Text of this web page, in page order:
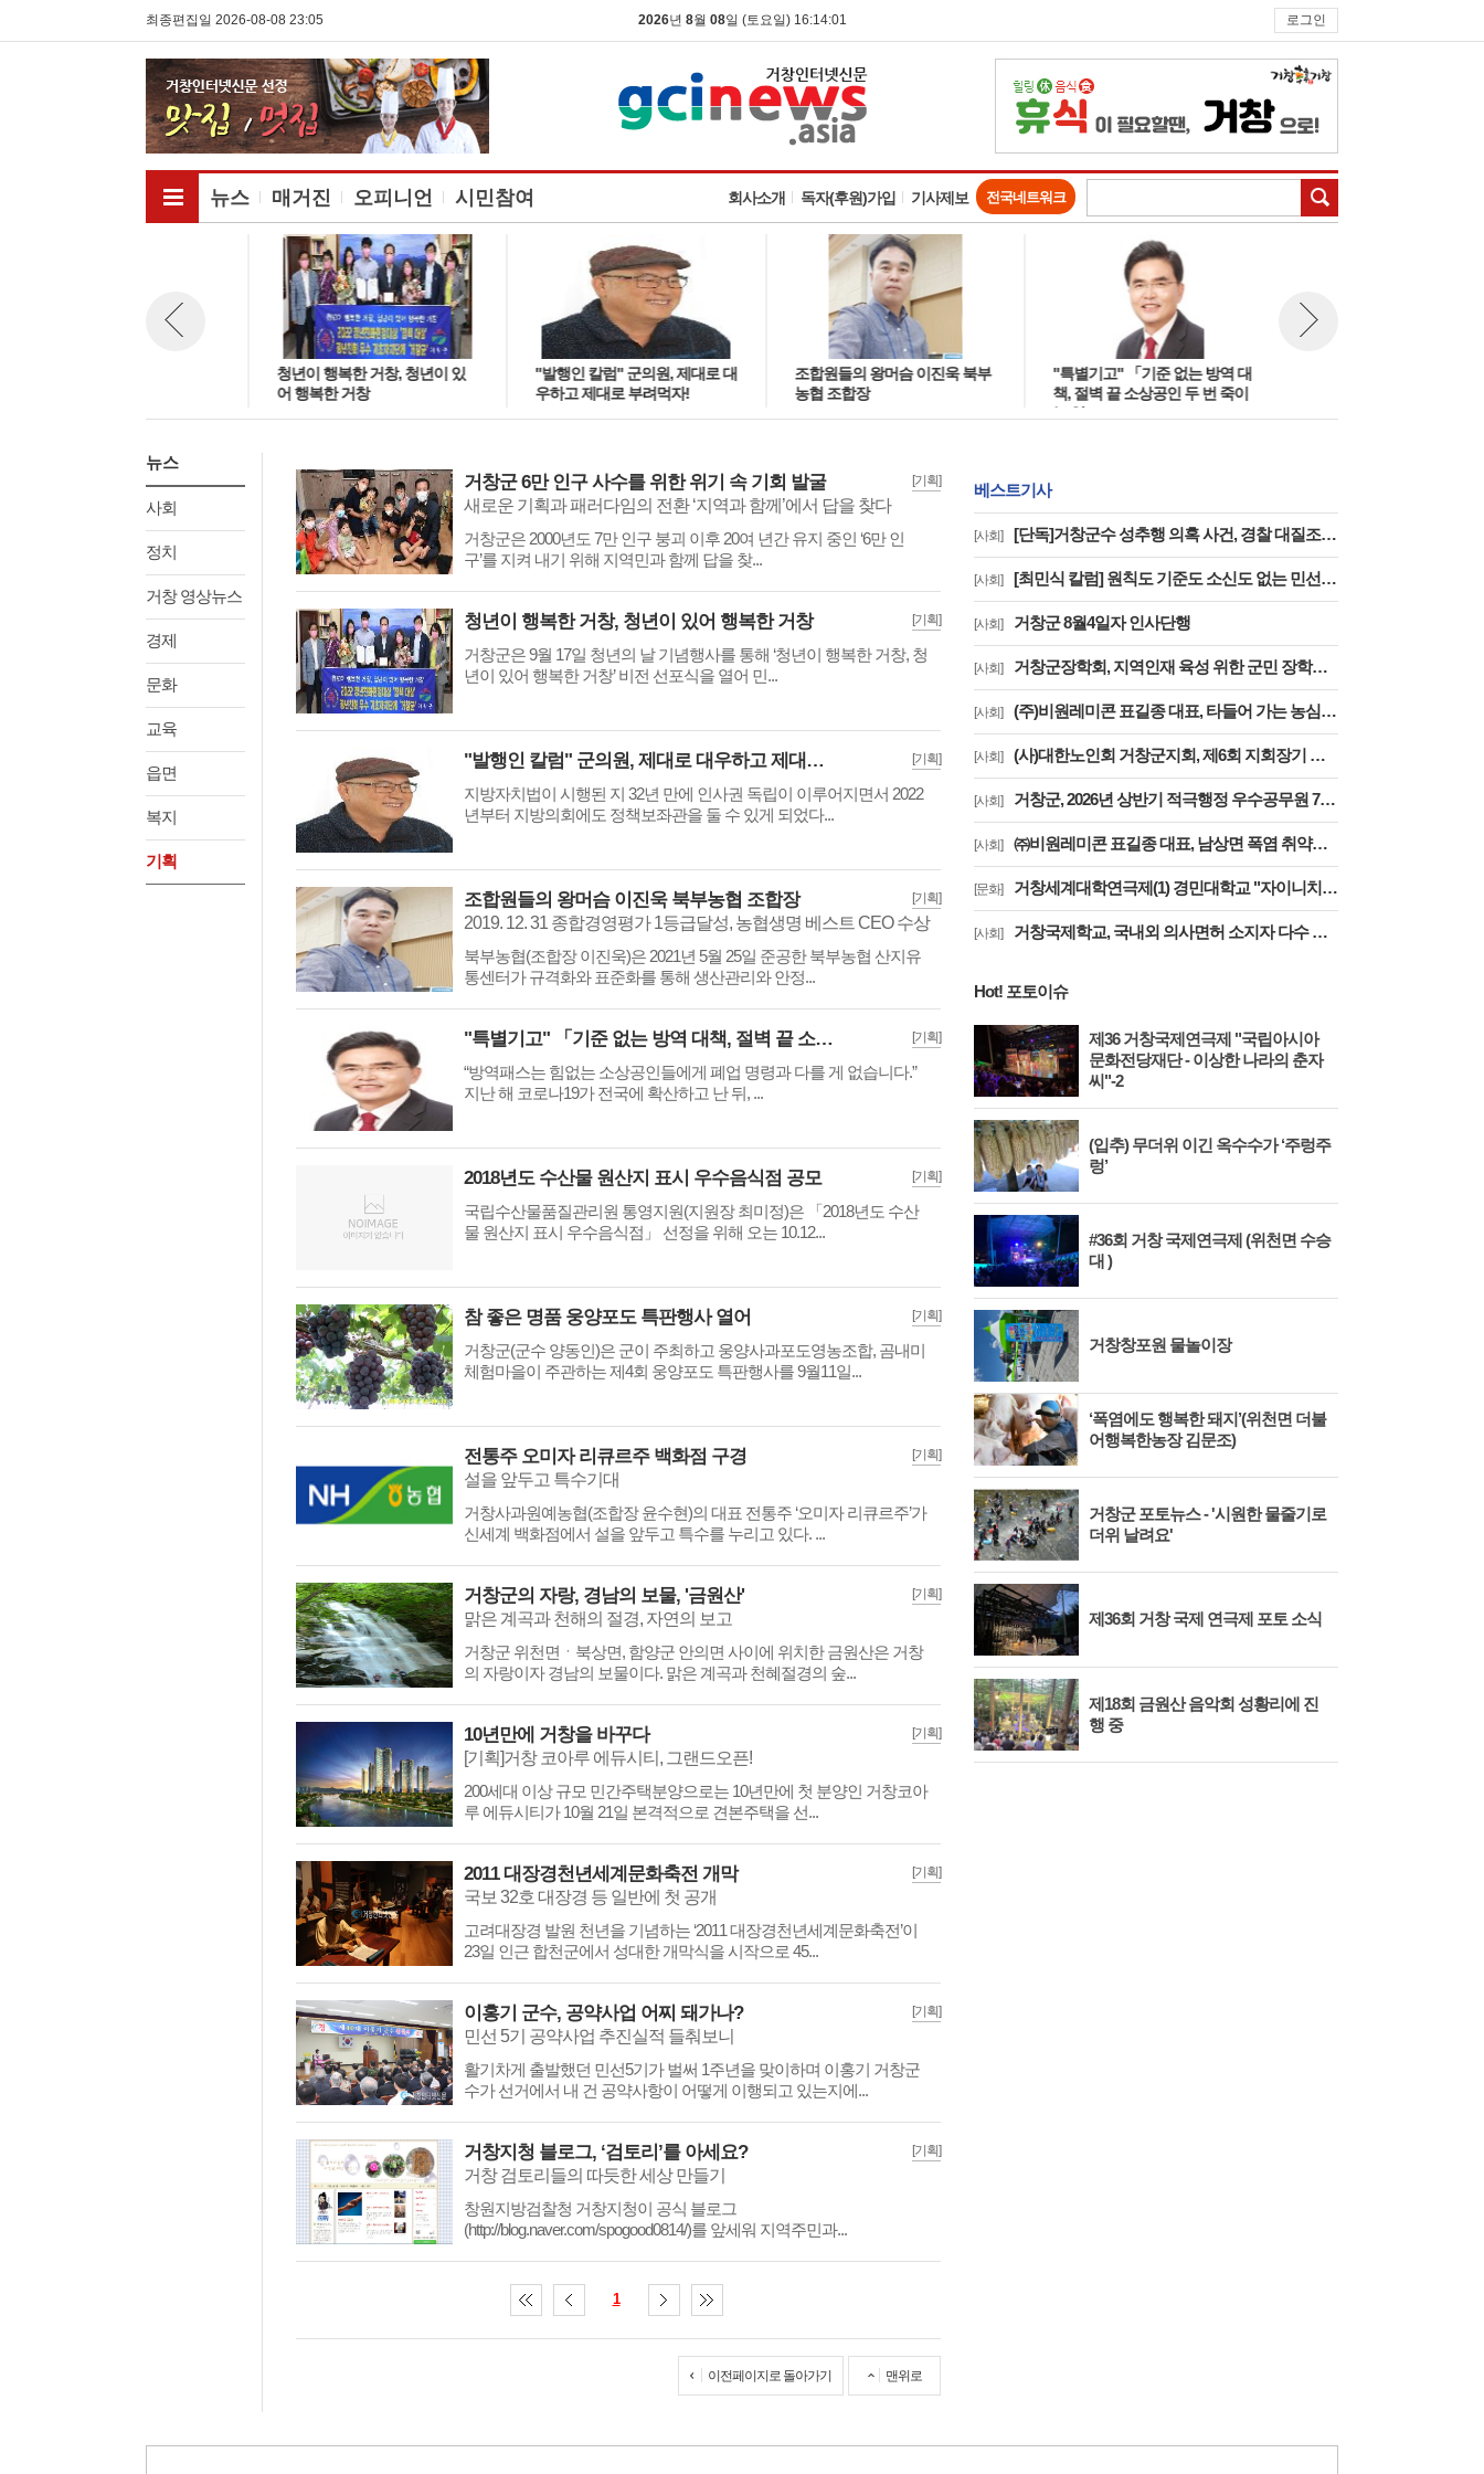
최종편집일 2026-08-08 23:05 2026년 8월 08일 (토요일) 16:14:02 로그인
뉴스 매거진 오피니언 시민참여 회사소개 독자(후원)가입 기사제보 전국네트워크
전체메뉴보기
청년이 행복한 거창, 청년이 있
어 행복한 거창
"발행인 칼럼" 군의원, 제대로 대
우하고 제대로 부려먹자!
조합원들의 왕머슴 이진욱 북부
농협 조합장
"특별기고" 「기준 없는 방역 대
책, 절벽 끝 소상공인 두 번 죽이
는 일」
뉴스
사회
정치
거창 영상뉴스
경제
문화
교육
읍면
복지
기획
[기획]
거창군 6만 인구 사수를 위한 위기 속 기회 발굴
새로운 기획과 패러다임의 전환 ‘지역과 함께’에서 답을 찾다
거창군은 2000년도 7만 인구 붕괴 이후 20여 년간 유지 중인 ‘6만 인
구’를 지켜 내기 위해 지역민과 함께 답을 찾...
[기획]
청년이 행복한 거창, 청년이 있어 행복한 거창
거창군은 9월 17일 청년의 날 기념행사를 통해 ‘청년이 행복한 거창, 청
년이 있어 행복한 거창’ 비전 선포식을 열어 민...
[기획]
"발행인 칼럼" 군의원, 제대로 대우하고 제대로 부려먹자!
지방자치법이 시행된 지 32년 만에 인사권 독립이 이루어지면서 2022
년부터 지방의회에도 정책보좌관을 둘 수 있게 되었다...
[기획]
조합원들의 왕머슴 이진욱 북부농협 조합장
2019. 12. 31 종합경영평가 1등급달성, 농협생명 베스트 CEO 수상
북부농협(조합장 이진욱)은 2021년 5월 25일 준공한 북부농협 산지유
통센터가 규격화와 표준화를 통해 생산관리와 안정...
[기획]
"특별기고" 「기준 없는 방역 대책, 절벽 끝 소상공인 두 번 죽이는 일」
“방역패스는 힘없는 소상공인들에게 폐업 명령과 다를 게 없습니다.”
지난 해 코로나19가 전국에 확산하고 난 뒤, ...
[기획]
2018년도 수산물 원산지 표시 우수음식점 공모
국립수산물품질관리원 통영지원(지원장 최미정)은 「2018년도 수산
물 원산지 표시 우수음식점」 선정을 위해 오는 10.12...
[기획]
참 좋은 명품 웅양포도 특판행사 열어
거창군(군수 양동인)은 군이 주최하고 웅양사과포도영농조합, 곰내미
체험마을이 주관하는 제4회 웅양포도 특판행사를 9월11일...
[기획]
전통주 오미자 리큐르주 백화점 구경
설을 앞두고 특수기대
거창사과원예농협(조합장 윤수현)의 대표 전통주 ‘오미자 리큐르주’가
신세계 백화점에서 설을 앞두고 특수를 누리고 있다. ...
[기획]
거창군의 자랑, 경남의 보물, '금원산'
맑은 계곡과 천해의 절경, 자연의 보고
거창군 위천면ㆍ북상면, 함양군 안의면 사이에 위치한 금원산은 거창
의 자랑이자 경남의 보물이다. 맑은 계곡과 천혜절경의 숲...
[기획]
10년만에 거창을 바꾸다
[기획]거창 코아루 에듀시티, 그랜드오픈!
200세대 이상 규모 민간주택분양으로는 10년만에 첫 분양인 거창코아
루 에듀시티가 10월 21일 본격적으로 견본주택을 선...
[기획]
2011 대장경천년세계문화축전 개막
국보 32호 대장경 등 일반에 첫 공개
고려대장경 발원 천년을 기념하는 ‘2011 대장경천년세계문화축전’이
23일 인근 합천군에서 성대한 개막식을 시작으로 45...
[기획]
이홍기 군수, 공약사업 어찌 돼가나?
민선 5기 공약사업 추진실적 들춰보니
활기차게 출발했던 민선5기가 벌써 1주년을 맞이하며 이홍기 거창군
수가 선거에서 내 건 공약사항이 어떻게 이행되고 있는지에...
[기획]
거창지청 블로그, ‘검토리’를 아세요?
거창 검토리들의 따듯한 세상 만들기
창원지방검찰청 거창지청이 공식 블로그
(http://blog.naver.com/spogood0814/)를 앞세워 지역주민과...
1
이전페이지로 돌아가기 맨위로
베스트기사
[사회] [단독]거창군수 성추행 의혹 사건, 경찰 대질조사 실시…맞고소 속 수사 본격화
[사회] [최민식 칼럼] 원칙도 기준도 소신도 없는 민선 9기 2026년 거창군청 하반기 정기인사
[사회] 거창군 8월4일자 인사단행
[사회] 거창군장학회, 지역인재 육성 위한 군민 장학금 기탁 잇따라
[사회] (주)비원레미콘 표길종 대표, 타들어 가는 농심에 ‘생명수’ 싣고 달렸다
[사회] (사)대한노인회 거창군지회, 제6회 지회장기 한궁대회 성료
[사회] 거창군, 2026년 상반기 적극행정 우수공무원 7명 선정
[사회] ㈜비원레미콘 표길종 대표, 남상면 폭염 취약계층에 선풍기 20대 기탁… ‘시원한 나눔’ 실천
[문화] 거창세계대학연극제(1) 경민대학교 "자이니치 블루스“
[사회] 거창국제학교, 국내외 의사면허 소지자 다수 배출
Hot! 포토이슈
제36 거창국제연극제 "국립아시아
문화전당재단 - 이상한 나라의 춘자
씨"-2
(입추) 무더위 이긴 옥수수가 ‘주렁주
렁’
#36회 거창 국제연극제 (위천면 수승
대 )
거창창포원 물놀이장
‘폭염에도 행복한 돼지’(위천면 더불
어행복한농장 김문조)
거창군 포토뉴스 - '시원한 물줄기로
더위 날려요'
제36회 거창 국제 연극제 포토 소식
제18회 금원산 음악회 성황리에 진
행 중